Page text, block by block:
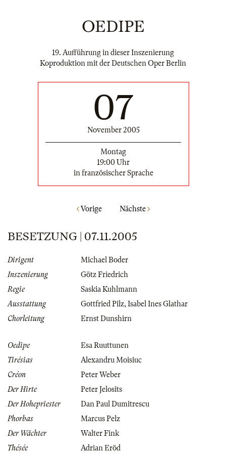
OEDIPE
19. Aufführung in dieser Inszenierung
Koproduktion mit der Deutschen Oper Berlin
07
November 2005
Montag
19:00 Uhr
in französischer Sprache
Vorige Nächste
BESETZUNG | 07.11.2005
Dirigent
Michael Boder
Inszenierung
Götz Friedrich
Regie
Saskia Kuhlmann
Ausstattung
Gottfried Pilz,Isabel Ines Glathar
Chorleitung
Ernst Dunshirn
Oedipe
Esa Ruuttunen
Tirésias
Alexandru Moisiuc
Créon
Peter Weber
Der Hirte
Peter Jelosits
Der Hohepriester
Dan Paul Dumitrescu
Phorbas
Marcus Pelz
Der Wächter
Walter Fink
Thésée
Adrian Eröd